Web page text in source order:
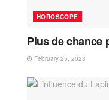
HOROSCOPE
Plus de chance
February 25, 2023